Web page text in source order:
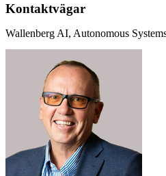
Kontaktvägar
Wallenberg AI, Autonomous